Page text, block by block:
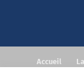
Accueil